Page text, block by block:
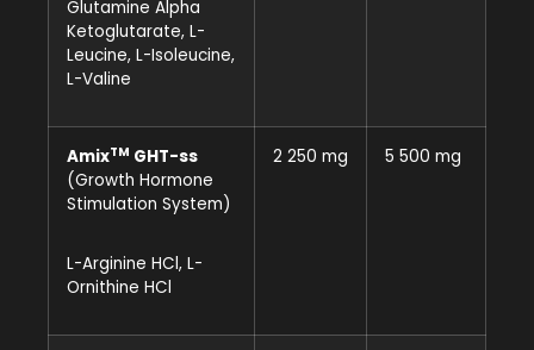
Glutamine Alpha
Ketoglutarate, L-
Leucine, L-Isoleucine,
L-Valine
AmixTM GHT-ss
(Growth Hormone
Stimulation System)
L-Arginine HCl, L-
Ornithine HCl
2 250 mg 5 500 mg